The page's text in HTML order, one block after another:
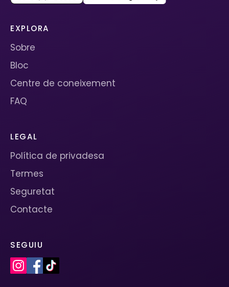
EXPLORA
Sobre
Bloc
Centre de coneixement
FAQ
LEGAL
Política de privadesa
Termes
Seguretat
Contacte
SEGUIU